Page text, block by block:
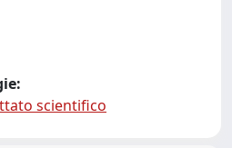
scientifico